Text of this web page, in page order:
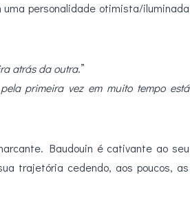
uma personalidade otimista/iluminada
atrás da outra.”
primeira vez em muito tempo está
Baudouin é cativante ao seu
trajetória cedendo, aos poucos, as